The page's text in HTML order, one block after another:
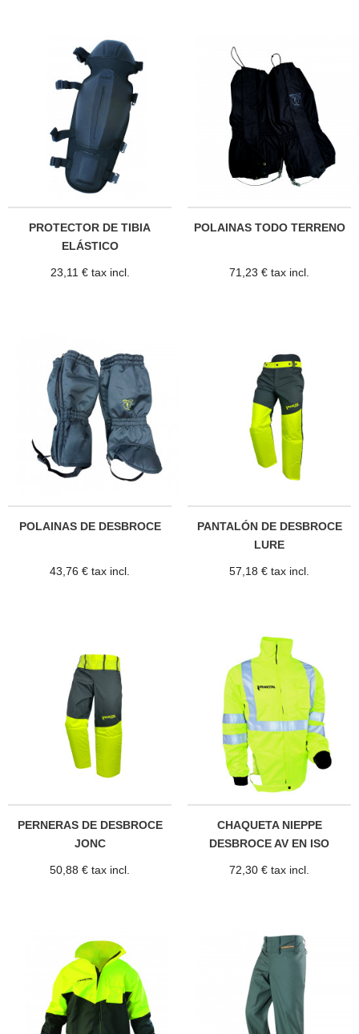
PROTECTOR DE TIBIA
ELÁSTICO
23,11 € tax incl.
POLAINAS TODO TERRENO
71,23 € tax incl.
POLAINAS DE DESBROCE
43,76 € tax incl.
PANTALÓN DE DESBROCE
LURE
57,18 € tax incl.
PERNERAS DE DESBROCE
JONC
50,88 € tax incl.
CHAQUETA NIEPPE
DESBROCE AV EN ISO
72,30 € tax incl.